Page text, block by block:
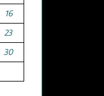
16
23
30